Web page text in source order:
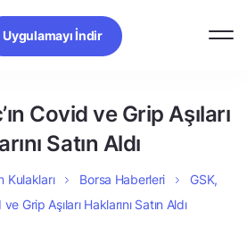
Uygulamayı İndir
Covid ve Grip Aşıları
Satın Aldı
Kulakları Borsa Haberleri
GSK,
Grip Aşıları Haklarını Satın Aldı